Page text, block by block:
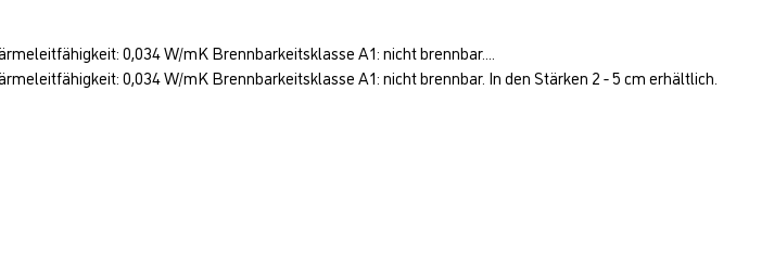
0,034 W/mK Brennbarkeitsklasse A1: nicht brennbar....
0,034 W/mK Brennbarkeitsklasse A1: nicht brennbar. In den Stärken 2 - 5 cm erhältlich.